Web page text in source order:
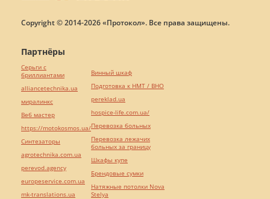
Copyright © 2014-2026 «Протокол». Все права защищены.
Партнёры
Серьги с
бриллиантами
alliancetechnika.ua
миралинкс
Веб мастер
https://motokosmos.ua/
Синтезаторы
agrotechnika.com.ua
perevod.agency
europeservice.com.ua
mk-translations.ua
Винный шкаф
Подготовка к НМТ / ВНО
pereklad.ua
hospice-life.com.ua/
Перевозка больных
Перевозка лежачих
больных за границу
Шкафы купе
Брендовые сумки
Натяжные потолки Nova
Stelya